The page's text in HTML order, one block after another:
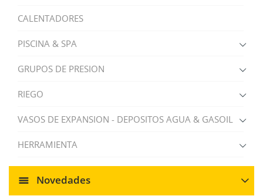
CALENTADORES
PISCINA & SPA
GRUPOS DE PRESION
RIEGO
VASOS DE EXPANSION - DEPOSITOS AGUA & GASOIL
HERRAMIENTA
Novedades